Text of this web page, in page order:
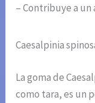
– Contribuye a
Caesalpinia
La goma de
como tara, es un